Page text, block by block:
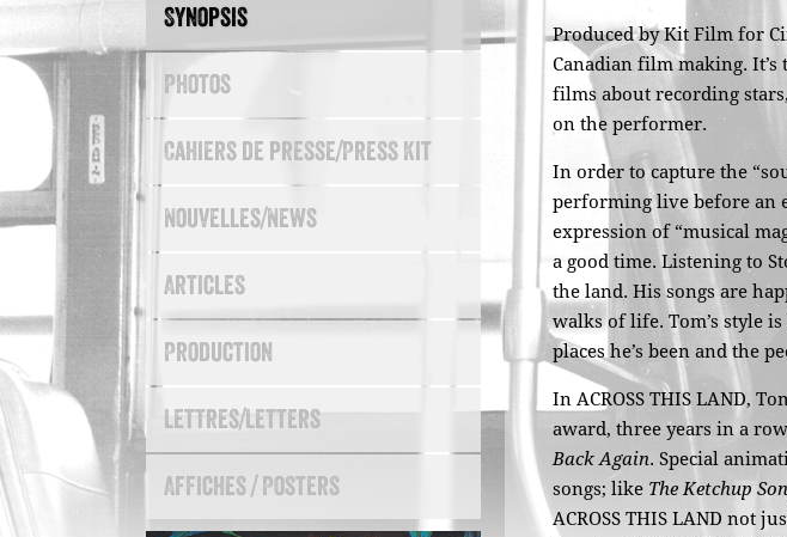
Synopsis
Produced by Kit Film for
Canadian film making.
films about recording
on the performer.
In order to capture the
performing live before an
expression of “musical
a good time. Listening to
the land. His songs are
walks of life. Tom’s style
places he’s been and the
In ACROSS THIS LAND,
award, three years in a
Back Again. Special
songs; like The Ketchup
ACROSS THIS LAND not
Photos
Cahiers de presse/Press Kit
Nouvelles/News
Articles
Production
Lettres/Letters
Affiches / Posters